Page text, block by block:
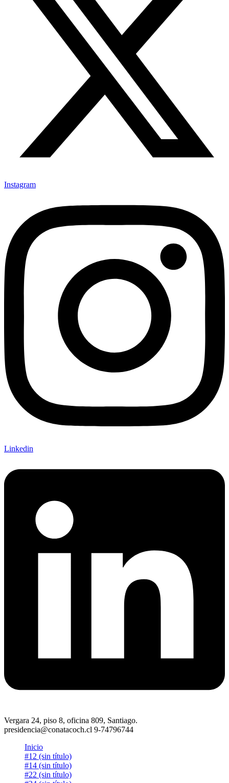
Instagram
Linkedin
Vergara 24, piso 8, oficina 809, Santiago.
presidencia@conatacoch.cl 9-74796744
Inicio
#12 (sin título)
#14 (sin título)
#22 (sin título)